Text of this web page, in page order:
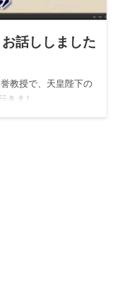
話ししました
教授で、天皇陛下の
きまし…